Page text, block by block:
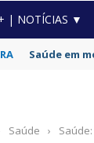
| NOTÍCIAS ▼
Saúde em
Saúde ›